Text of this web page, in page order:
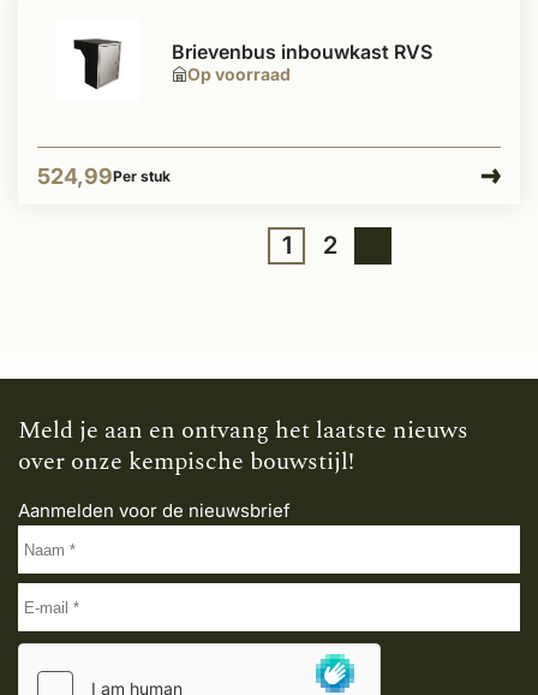
Op voorraad
Brievenbus inbouwkast RVS
524,99Per stuk
1 2
Meld je aan en ontvang het laatste nieuws
over onze kempische bouwstijl!
Aanmelden voor de nieuwsbrief